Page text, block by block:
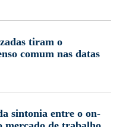
tiram o
comum nas datas
sintonia entre o on-